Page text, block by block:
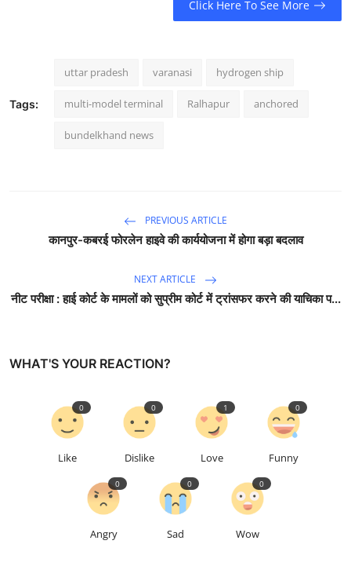
Click Here To See More
Tags:
uttar pradesh varanasi hydrogen ship
multi-model terminal Ralhapur anchored
bundelkhand news
PREVIOUS ARTICLE
कानपुर-कबरई फोरलेन हाइवे की कार्ययोजना में होगा बड़ा बदलाव
NEXT ARTICLE
नीट परीक्षा : हाई कोर्ट के मामलों को सुप्रीम कोर्ट में ट्रांसफर करने की याचिका प...
WHAT'S YOUR REACTION?
Like
0
Dislike
0
Love
1
Funny
0
Angry
0
Sad
0
Wow
0